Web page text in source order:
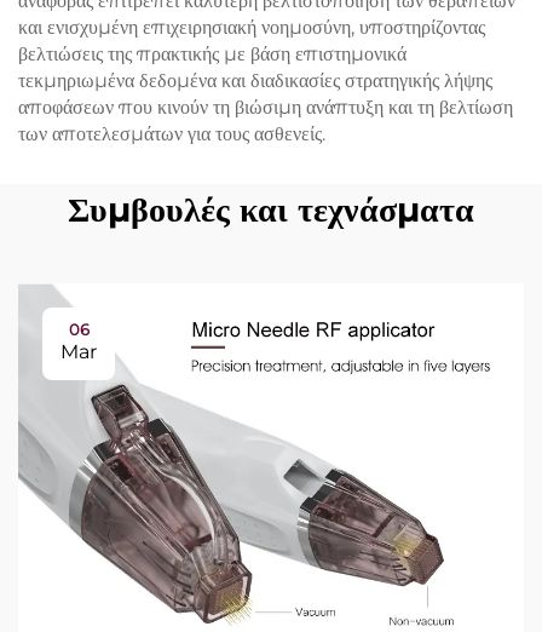
και ενισχυμένη επιχειρησιακή νοημοσύνη, υποστηρίζοντας
βελτιώσεις της πρακτικής με βάση επιστημονικά
τεκμηριωμένα δεδομένα και διαδικασίες στρατηγικής λήψης
αποφάσεων που κινούν τη βιώσιμη ανάπτυξη και τη βελτίωση
των αποτελεσμάτων για τους ασθενείς.
Συμβουλές και τεχνάσματα
06
Mar